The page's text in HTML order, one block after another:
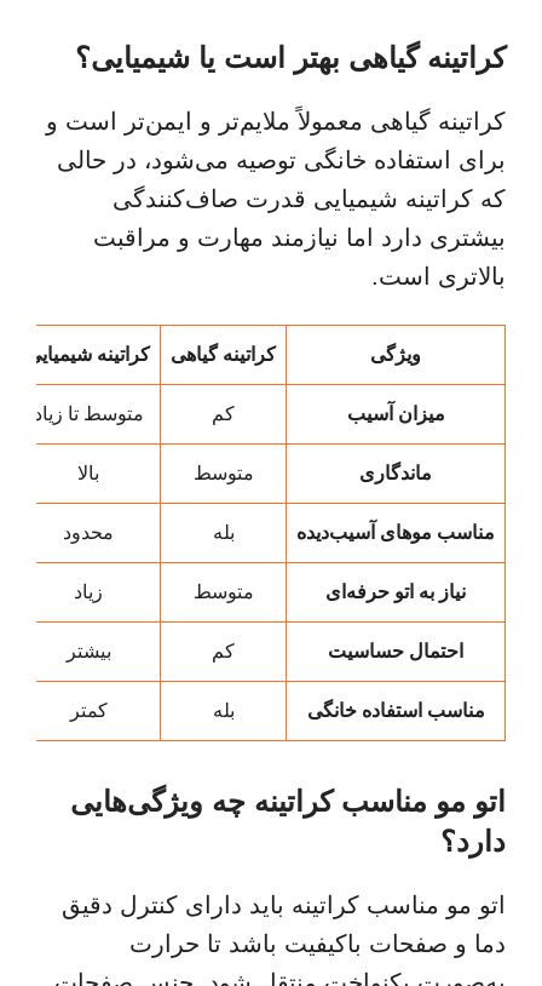
کراتینه گیاهی بهتر است یا شیمیایی؟
کراتینه گیاهی معمولاً ملایم‌تر و ایمن‌تر است و
برای استفاده خانگی توصیه می‌شود، در حالی
که کراتینه شیمیایی قدرت صاف‌کنندگی
بیشتری دارد اما نیازمند مهارت و مراقبت
بالاتری است.
ویژگی کراتینه گیاهی کراتینه شیمیایی
میزان آسیب کم متوسط تا زیاد
ماندگاری متوسط بالا
مناسب موهای آسیب‌دیده بله محدود
نیاز به اتو حرفه‌ای متوسط زیاد
احتمال حساسیت کم بیشتر
مناسب استفاده خانگی بله کمتر
اتو مو مناسب کراتینه چه ویژگی‌هایی
دارد؟
اتو مو مناسب کراتینه باید دارای کنترل دقیق
دما و صفحات باکیفیت باشد تا حرارت